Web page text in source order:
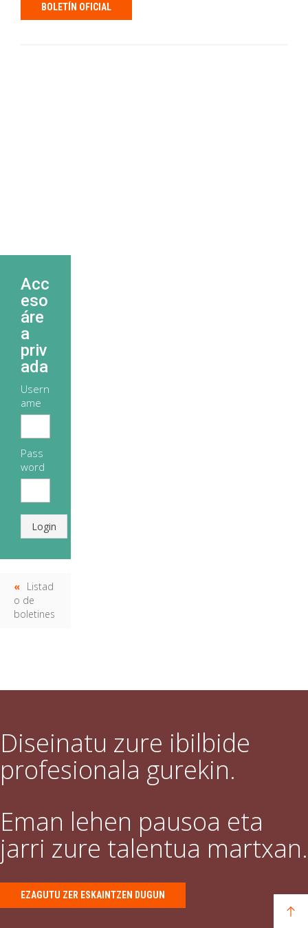
BOLETÍN OFICIAL
Acc
eso
áre
a
priv
ada
Usern
ame
Pass
word
Login
Listad
o de
boletines
Diseinatu zure ibilbide
profesionala gurekin.
Eman lehen pausoa eta
jarri zure talentua martxan.
EZAGUTU ZER ESKAINTZEN DUGUN